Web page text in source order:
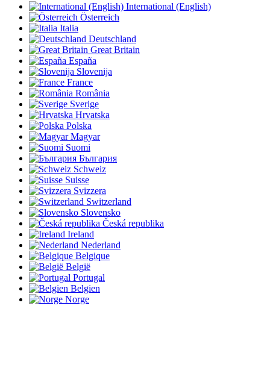
International (English)
Österreich
Italia
Deutschland
Great Britain
España
Slovenija
France
România
Sverige
Hrvatska
Polska
Magyar
Suomi
България
Schweiz
Suisse
Svizzera
Switzerland
Slovensko
Česká republika
Ireland
Nederland
Belgique
België
Portugal
Belgien
Norge